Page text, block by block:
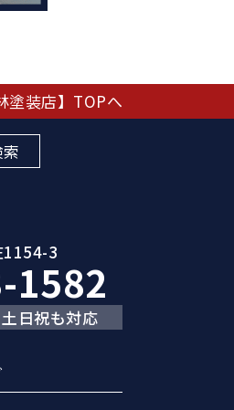
塗装店】TOPへ
1154-3
1582
日祝も対応